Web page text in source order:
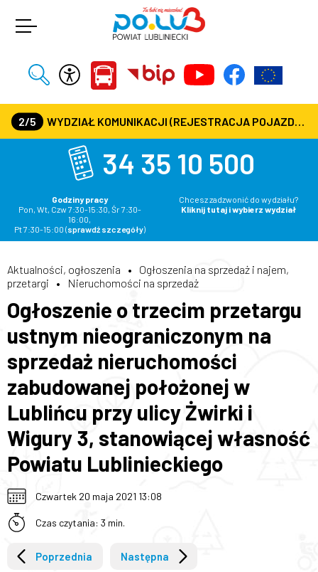
2/5 WYDZIAŁ KOMUNIKACJI (REJESTRACJA POJAZDÓW, PRAWA JAZDY) CZYNNY JEST W KAŻDĄ ŚRODĘ OD GODZ. 7:30 DO GODZ. 16:30
34 35 10 500
Godziny pracy
Pon, Wt, Czw 7:30-15:30, Śr 7:30-
16:00,
Pt 7:30-15:00 (sprawdź szczegóły)
Chcesz zadzwonić do wydziału?
Kliknij tutaj i wybierz wydział
Aktualności, ogłoszenia •
Ogłoszenia na sprzedaż i najem,
przetargi
• Nieruchomości na sprzedaż
Ogłoszenie o trzecim przetargu
ustnym nieograniczonym na
sprzedaż nieruchomości
zabudowanej położonej w
Lublińcu przy ulicy Żwirki i
Wigury 3, stanowiącej własność
Powiatu Lublinieckiego
Czwartek 20 maja 2021 13:08
Czas czytania: 3 min.
Poprzednia Następna